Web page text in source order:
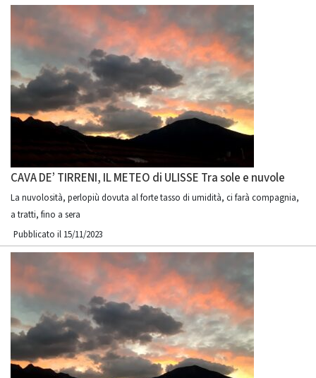
CAVA DE’ TIRRENI, IL METEO di ULISSE Tra sole e nuvole
La nuvolosità, perlopiù dovuta al forte tasso di umidità, ci farà compagnia,
a tratti, fino a sera
Pubblicato il 15/11/2023